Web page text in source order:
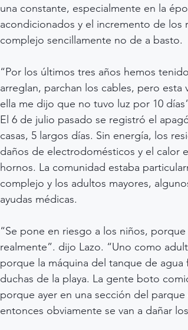
una constante, especialmente en la
acondicionados y el incremento de los
complejo sencillamente no de a basto.
“Por los últimos tres años hemos
arreglan, parchan los cables, pero
ella me dijo que no tuvo luz por 10
El 6 de julio pasado se registró el
casas, 5 largos días. Sin energía, los
daños de electrodomésticos y el calor
hornos. La comunidad estaba
complejo y los adultos mayores,
ayudas médicas.
“Se pone en riesgo a los niños,
realmente”. dijo Lazo. “Uno como
porque la máquina del tanque de
duchas de la playa. La gente boto
porque ayer en una sección del
entonces obviamente se van a dañar